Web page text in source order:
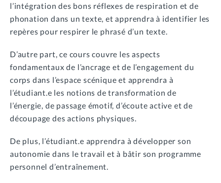
l’intégration des bons réflexes de respiration et de
phonation dans un texte, et apprendra à identifier les
repères pour respirer le phrasé d’un texte.
D’autre part, ce cours couvre les aspects
fondamentaux de l’ancrage et de l’engagement du
corps dans l’espace scénique et apprendra à
l’étudiant.e les notions de transformation de
l’énergie, de passage émotif, d’écoute active et de
découpage des actions physiques.
De plus, l’étudiant.e apprendra à développer son
autonomie dans le travail et à bâtir son programme
personnel d’entraînement.